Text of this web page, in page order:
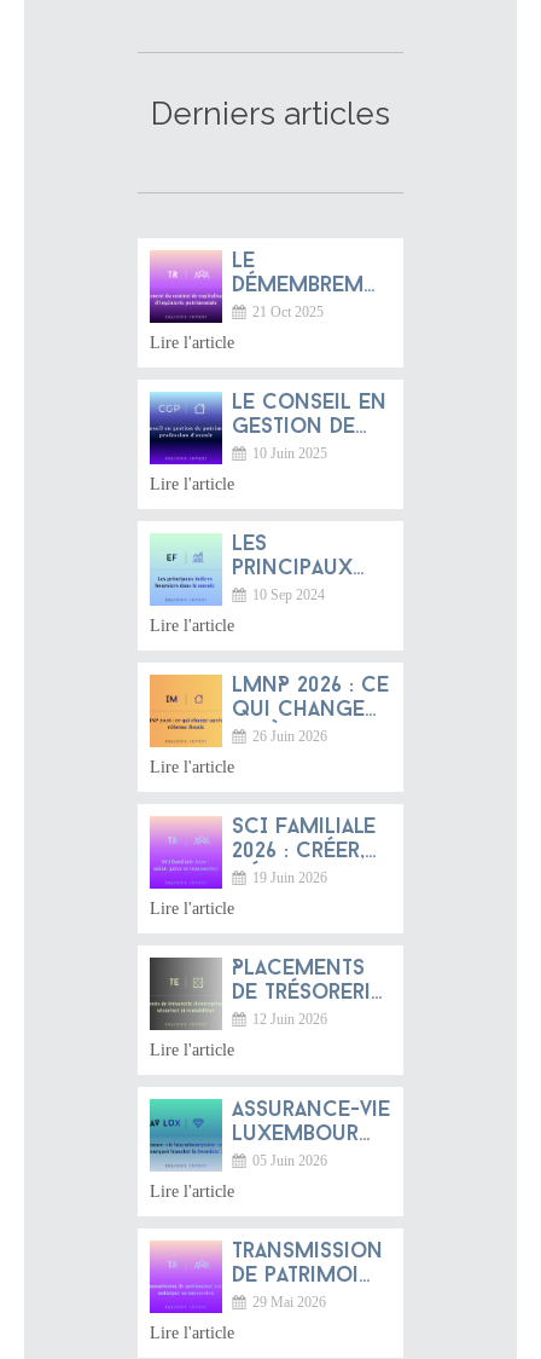
Derniers articles
Le
démembrement
du contrat
de
: un bijou
d’ingénierie
patrimoniale
méconnu
21 Oct 2025
Lire l'article
Le conseil en
gestion de
patrimoine :
une
d’avenir entre
tradition
française et
dynamique
mondiale
10 Juin 2025
Lire l'article
Les
principaux
indices
boursiers
monde
10 Sep 2024
Lire l'article
LMNP 2026 : ce
qui change
après la
réforme
26 Juin 2026
Lire l'article
SCI familiale
2026 : créer,
gérer et
transmettre
19 Juin 2026
Lire l'article
Placements
de trésorerie
d'entreprise
2026 :
rentabiliser
12 Juin 2026
Lire l'article
Assurance-vie
luxembourgeoise
2026 :
pourquoi
frontière ?
05 Juin 2026
Lire l'article
Transmission
de patrimoine
2026 :
anticiper sa
29 Mai 2026
Lire l'article